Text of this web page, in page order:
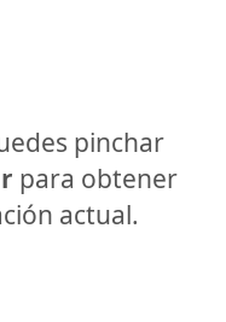
pinchar
para obtener
actual.